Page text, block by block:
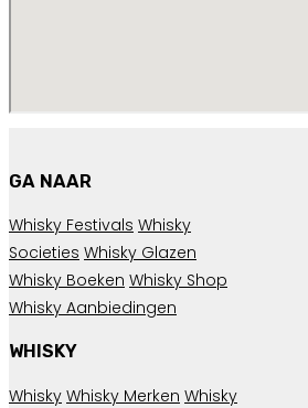
GA NAAR
Whisky Festivals Whisky
Societies Whisky Glazen
Whisky Boeken Whisky Shop
Whisky Aanbiedingen
WHISKY
Whisky Whisky Merken Whisky